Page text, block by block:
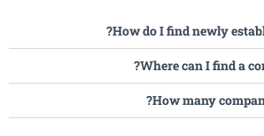
How do I find newly
Where can I find a
How many